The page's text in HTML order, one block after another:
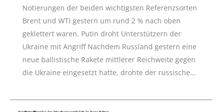
Notierungen der beiden wichtigsten Referenzsorten
Brent und WTI gestern um rund 2 % nach oben
geklettert waren. Putin droht Unterstützern der
Ukraine mit Angriff Nachdem Russland gestern eine
neue ballistische Rakete mittlerer Reichweite gegen
die Ukraine eingesetzt hatte, drohte der russische…